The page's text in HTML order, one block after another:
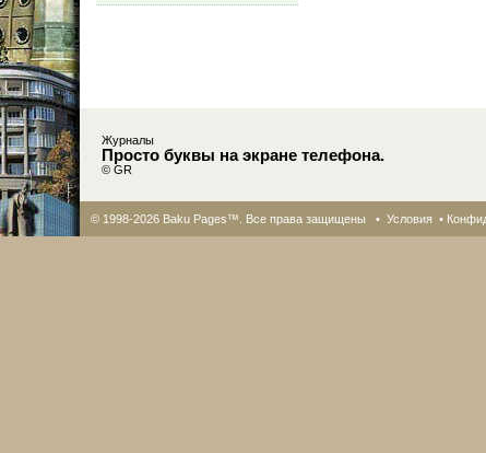
Журналы
Просто буквы на экране телефона.
© GR
© 1998-2026 Baku Pages™. Все права защищены • Условия •